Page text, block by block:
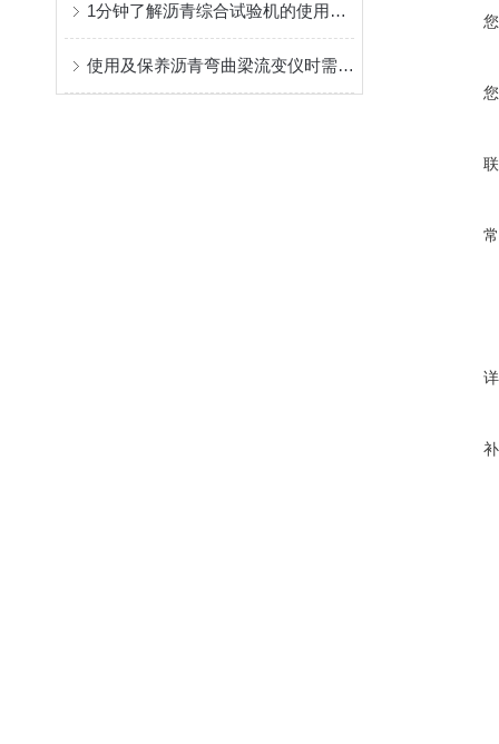
1分钟了解沥青综合试验机的使用方法
使用及保养沥青弯曲梁流变仪时需要注意哪些事项？